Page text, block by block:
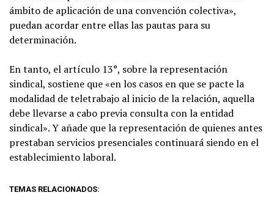
ámbito de aplicación de una convención colectiva»,
puedan acordar entre ellas las pautas para su
determinación.
En tanto, el artículo 13°, sobre la representación
sindical, sostiene que «en los casos en que se pacte la
modalidad de teletrabajo al inicio de la relación, aquella
debe llevarse a cabo previa consulta con la entidad
sindical». Y añade que la representación de quienes antes
prestaban servicios presenciales continuará siendo en el
establecimiento laboral.
TEMAS RELACIONADOS: